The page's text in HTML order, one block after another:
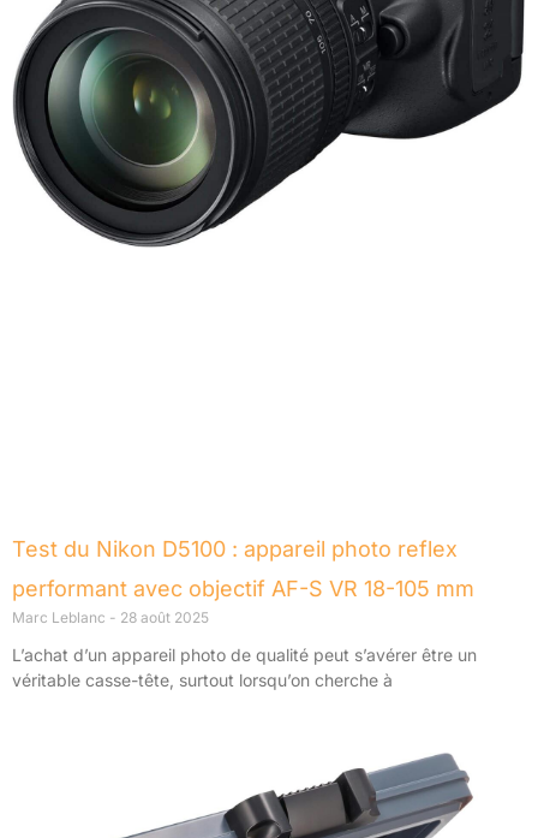
Test du Nikon D5100 : appareil photo reflex
performant avec objectif AF-S VR 18-105 mm
Marc Leblanc 28 août 2025
L’achat d’un appareil photo de qualité peut s’avérer être un
véritable casse-tête, surtout lorsqu’on cherche à